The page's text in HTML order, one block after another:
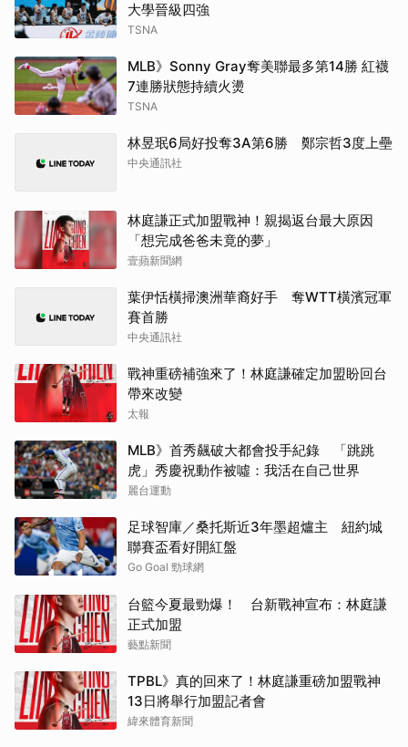
大學晉級四強
TSNA
MLB》Sonny Gray奪美聯最多第14勝 紅襪
7連勝狀態持續火燙
TSNA
林昱珉6局好投奪3A第6勝 鄭宗哲3度上壘
中央通訊社
林庭謙正式加盟戰神！親揭返台最大原因
「想完成爸爸未竟的夢」
壹蘋新聞網
葉伊恬橫掃澳洲華裔好手 奪WTT橫濱冠軍
賽首勝
中央通訊社
戰神重磅補強來了！林庭謙確定加盟盼回台
帶來改變
太報
MLB》首秀飆破大都會投手紀錄 「跳跳
虎」秀慶祝動作被噓：我活在自己世界
麗台運動
足球智庫／桑托斯近3年墨超爐主 紐約城
聯賽盃看好開紅盤
Go Goal 勁球網
台籃今夏最勁爆！ 台新戰神宣布：林庭謙
正式加盟
藝點新聞
TPBL》真的回來了！林庭謙重磅加盟戰神
13日將舉行加盟記者會
緯來體育新聞